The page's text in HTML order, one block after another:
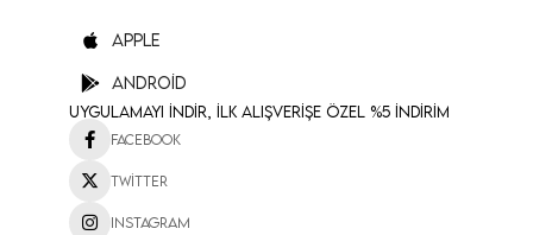
Apple
Android
Uygulamayı İndir, İlk Alışverişe Özel %5 İndirim
Facebook
Twitter
Instagram